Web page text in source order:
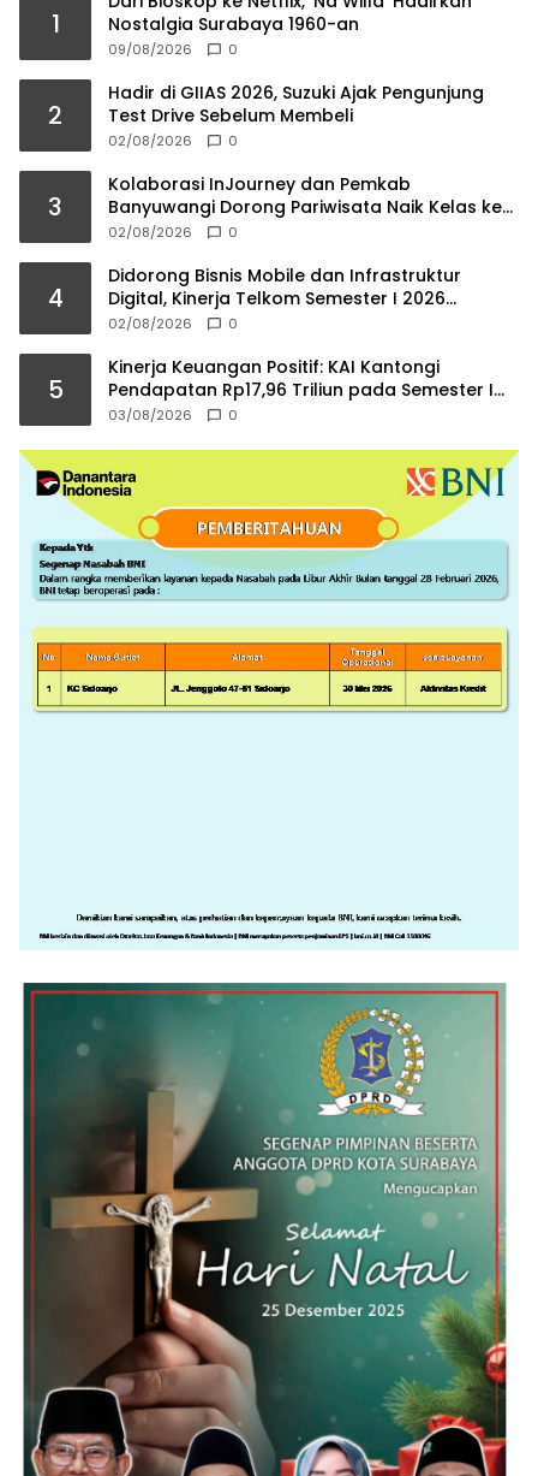
1
Nostalgia Surabaya 1960-an
09/08/2026 0
2
Hadir di GIIAS 2026, Suzuki Ajak Pengunjung
Test Drive Sebelum Membeli
02/08/2026 0
3
Kolaborasi InJourney dan Pemkab
Banyuwangi Dorong Pariwisata Naik Kelas ke
Kancah Internasional
02/08/2026 0
4
Didorong Bisnis Mobile dan Infrastruktur
Digital, Kinerja Telkom Semester I 2026
Tumbuh Positif
02/08/2026 0
5
Kinerja Keuangan Positif: KAI Kantongi
Pendapatan Rp17,96 Triliun pada Semester I
2026
03/08/2026 0